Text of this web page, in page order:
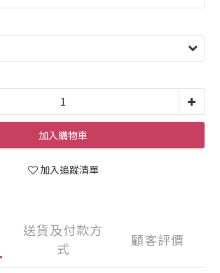
加入購物車
加入追蹤清單
送貨及付款方
式
顧客評價